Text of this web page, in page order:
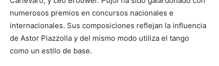
numerosos premios en concursos nacionales e
internacionales. Sus composiciones reflejan la influencia
de Astor Piazzolla y del mismo modo utiliza el tango
como un estilo de base.